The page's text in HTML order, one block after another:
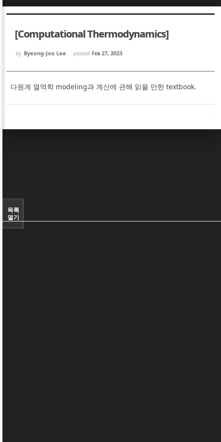
[Computational Thermodynamics]
by Byeong-Joo Lee posted Feb 27, 2023
다원계 열역학 modeling과 계산에 관해 읽을 만한 textbook.
목록
열기
Sketchbook5, 스케치북5
Sketchbook5, 스케치북5
Sketchbook5, 스케치북5
Sketchbook5, 스케치북5